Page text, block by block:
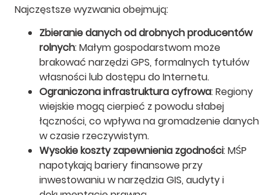
Najczęstsze wyzwania obejmują:
Zbieranie danych od drobnych producentów
rolnych: Małym gospodarstwom może
brakować narzędzi GPS, formalnych tytułów
własności lub dostępu do Internetu.
Ograniczona infrastruktura cyfrowa: Regiony
wiejskie mogą cierpieć z powodu słabej
łączności, co wpływa na gromadzenie danych
w czasie rzeczywistym.
Wysokie koszty zapewnienia zgodności: MŚP
napotykają bariery finansowe przy
inwestowaniu w narzędzia GIS, audyty i